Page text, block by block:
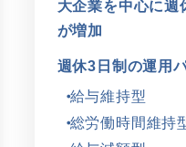
大企業を中心に週
が増加
週休3日制の運用
給与維持型
総労働時間維持